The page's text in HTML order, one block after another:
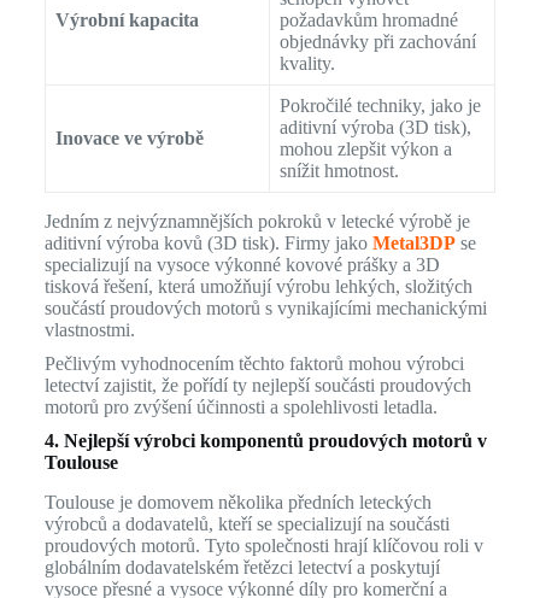
Výrobní kapacita
požadavkům hromadné
objednávky při zachování
kvality.
Inovace ve výrobě
Pokročilé techniky, jako je
aditivní výroba (3D tisk),
mohou zlepšit výkon a
snížit hmotnost.
Jedním z nejvýznamnějších pokroků v letecké výrobě je
aditivní výroba kovů (3D tisk). Firmy jako Metal3DPse
specializují na vysoce výkonné kovové prášky a 3D
tisková řešení, která umožňují výrobu lehkých, složitých
součástí proudových motorů s vynikajícími mechanickými
vlastnostmi.
Pečlivým vyhodnocením těchto faktorů mohou výrobci
letectví zajistit, že pořídí ty nejlepší součásti proudových
motorů pro zvýšení účinnosti a spolehlivosti letadla.
4. Nejlepší výrobci komponentů proudových motorů v
Toulouse
Toulouse je domovem několika předních leteckých
výrobců a dodavatelů, kteří se specializují na součásti
proudových motorů. Tyto společnosti hrají klíčovou roli v
globálním dodavatelském řetězci letectví a poskytují
vysoce přesné a vysoce výkonné díly pro komerční a